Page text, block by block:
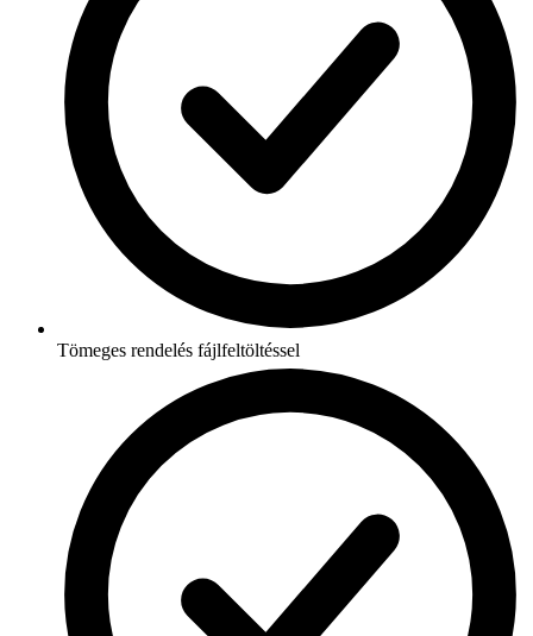
Tömeges rendelés fájlfeltöltéssel